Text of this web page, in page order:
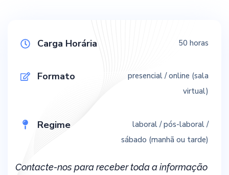
Carga Horária 50 horas
Formato
presencial / online (sala
virtual)
Regime
laboral / pós-laboral /
sábado (manhã ou tarde)
Contacte-nos para receber toda a informação